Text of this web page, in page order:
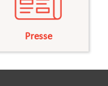
Presse